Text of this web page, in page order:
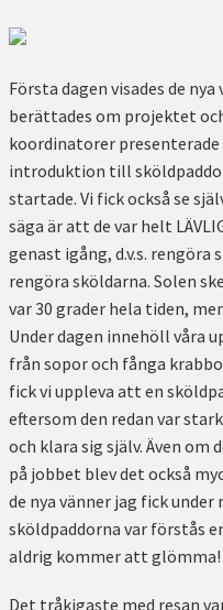
Första dagen visades de
berättades om projektet
koordinatorer presenterade
introduktion till
startade. Vi fick också se
säga är att de var helt
genast igång, d.v.s.
rengöra sköldarna. Solen
var 30 grader hela tiden,
Under dagen innehöll våra
från sopor och fånga
fick vi uppleva att en
eftersom den redan var
och klara sig själv. Även om
på jobbet blev det också
de nya vänner jag fick
sköldpaddorna var förstås
aldrig kommer att glömma!
Det tråkigaste med resan